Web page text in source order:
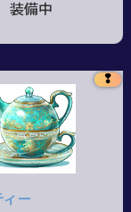
装備中
❢
ィー